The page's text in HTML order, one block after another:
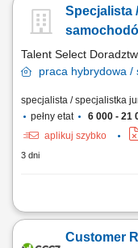
realizacji zgłoszeń i
wsparcie klientów w
Specjalista
Talent Select
praca hybrydowa /
specjalista / specjalistka
pełny etat
6 000 - 21
aplikuj szybko
3 dni
Opis stanowiska:
brak konieczności
Customer